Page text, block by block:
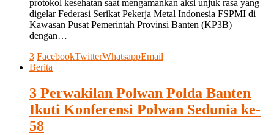
protokol kesehatan saat mengamankan aksi unjuk rasa yang
digelar Federasi Serikat Pekerja Metal Indonesia FSPMI di
Kawasan Pusat Pemerintah Provinsi Banten (KP3B)
dengan…
3 FacebookTwitterWhatsappEmail
Berita
3 Perwakilan Polwan Polda Banten
Ikuti Konferensi Polwan Sedunia ke-
58